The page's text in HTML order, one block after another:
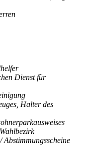
Dienst für
Halter des
Abstimmungsscheine